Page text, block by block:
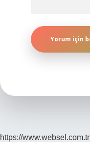
https://www.websel.com.tr